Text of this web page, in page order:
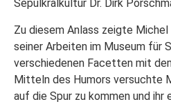
Sepulkralkultur Dr. Dirk
Zu diesem Anlass zeigte
seiner Arbeiten im Museum für
verschiedenen Facetten mit
Mitteln des Humors versuchte
auf die Spur zu kommen und ihr